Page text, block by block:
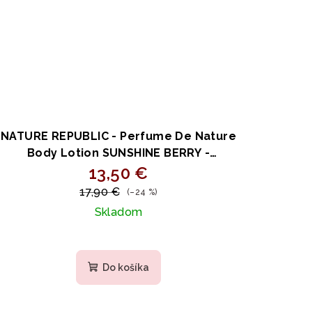
NATURE REPUBLIC - Perfume De Nature
Body Lotion SUNSHINE BERRY -
Parfumované telové mlieko s centellou a
ceramidmi 345ml
13,50 €
17,90 € (–24 %)
Skladom
Do košíka